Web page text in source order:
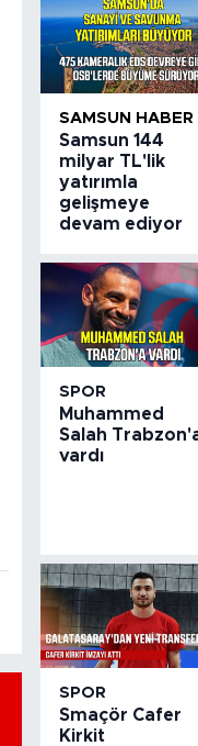
SAMSUN HABER
Samsun 144
milyar TL'lik
yatırımla
gelişmeye
devam ediyor
SPOR
Muhammed
Salah
vardı
SPOR
Smaçör Cafer
Kirkit